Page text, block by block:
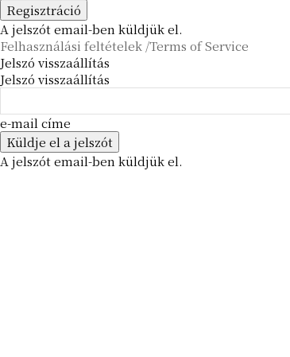
A jelszót email-ben küldjük el.
Felhasználási feltételek /Terms of Service
Jelszó visszaállítás
Jelszó visszaállítás
e-mail címe
A jelszót email-ben küldjük el.